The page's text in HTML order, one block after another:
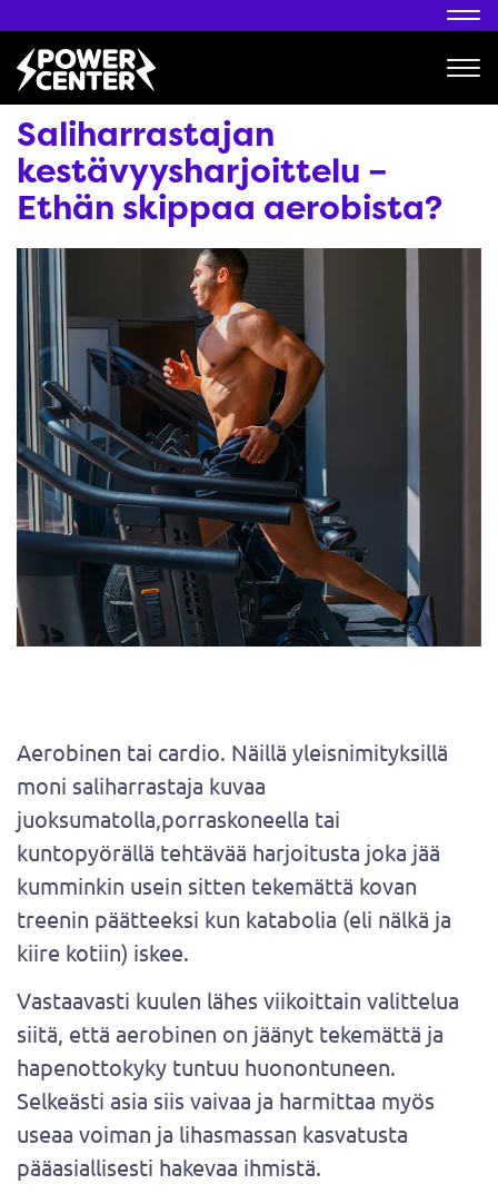
Saliharrastajan
kestävyysharjoittelu –
Ethän skippaa aerobista?
Aerobinen tai cardio. Näillä yleisnimityksillä
moni saliharrastaja kuvaa
juoksumatolla,porraskoneella tai
kuntopyörällä tehtävää harjoitusta joka jää
kumminkin usein sitten tekemättä kovan
treenin päätteeksi kun katabolia (eli nälkä ja
kiire kotiin) iskee.
Vastaavasti kuulen lähes viikoittain valittelua
siitä, että aerobinen on jäänyt tekemättä ja
hapenottokyky tuntuu huonontuneen.
Selkeästi asia siis vaivaa ja harmittaa myös
useaa voiman ja lihasmassan kasvatusta
pääasiallisesti hakevaa ihmistä.